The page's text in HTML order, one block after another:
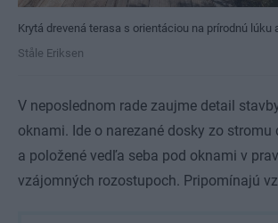
Krytá drevená terasa s orientáciou na prírodnú lúku
Ståle Eriksen
V neposlednom rade zaujme detail
oknami. Ide o narezané dosky zo stromu
a položené vedľa seba pod oknami v
vzájomných rozostupoch. Pripomínajú